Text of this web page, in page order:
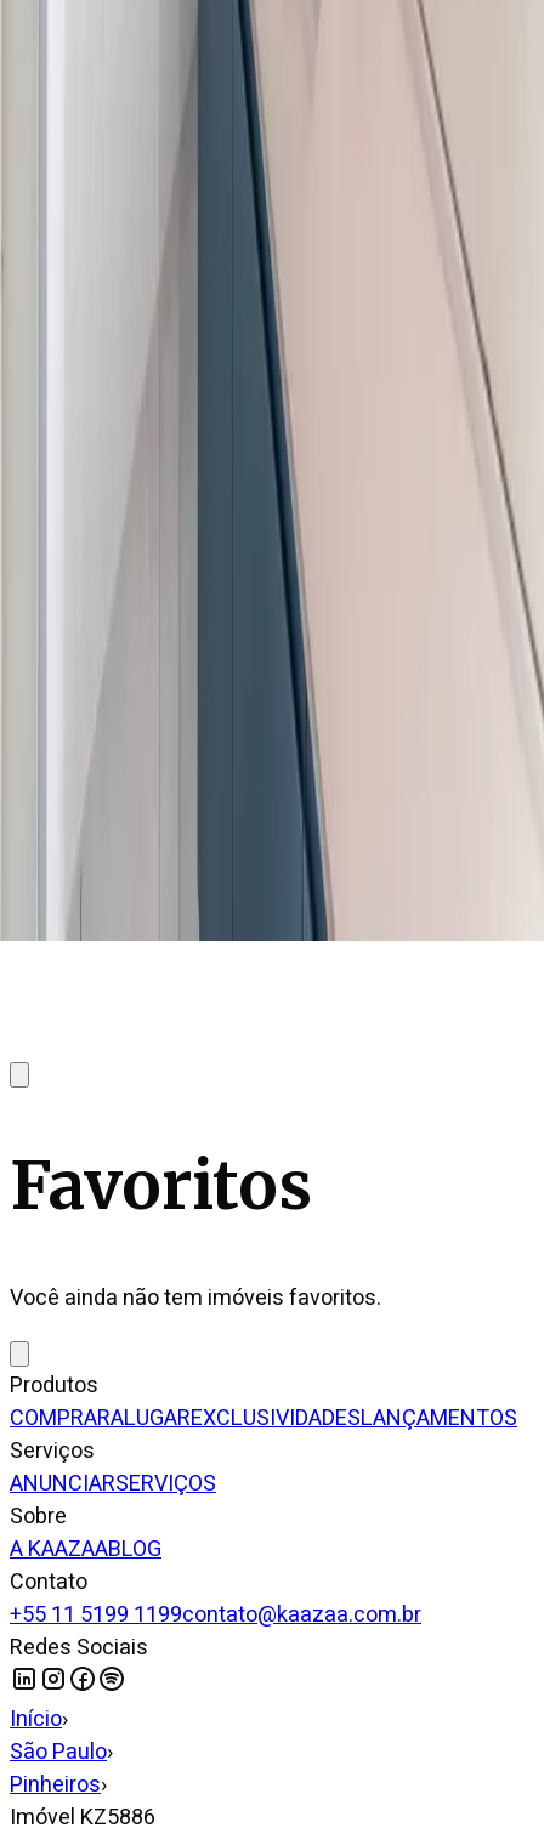
Favoritos
Você ainda não tem imóveis favoritos.
Produtos
COMPRARALUGAREXCLUSIVIDADESLANÇAMENTOS
Serviços
ANUNCIARSERVIÇOS
Sobre
A KAAZAABLOG
Contato
+55 11 5199 1199contato@kaazaa.com.br
Redes Sociais
Início›
São Paulo›
Pinheiros›
Imóvel KZ5886